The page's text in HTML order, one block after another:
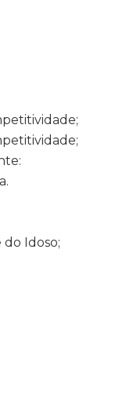
Idoso;